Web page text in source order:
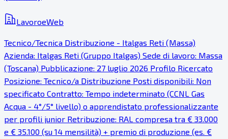
LavoroeWeb
Tecnico/Tecnica Distribuzione - Italgas Reti (Massa)
Azienda: Italgas Reti (Gruppo Italgas) Sede di lavoro: Massa
(Toscana) Pubblicazione: 27 luglio 2026 Profilo Ricercato
Posizione: Tecnico/a Distribuzione Posti disponibili: Non
specificato Contratto: Tempo indeterminato (CCNL Gas
Acqua - 4°/5° livello) o apprendistato professionalizzante
per profili junior Retribuzione: RAL compresa tra € 33.000
e € 35.100 (su 14 mensilità) + premio di produzione (es. €